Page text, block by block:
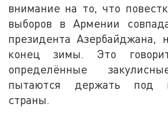
внимание на то, что
выборов в Армении
президента Азербайджана,
конец зимы. Это
определённые
пытаются держать под
страны.